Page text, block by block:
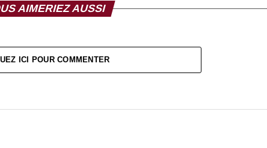
AIMERIEZ AUSSI
ICI POUR COMMENTER